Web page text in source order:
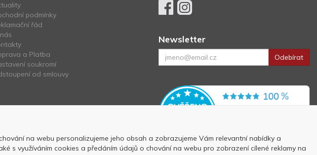
podmínky
řád
a Platba
soukromí
od smlouvy
Newsletter
Odebírat
powered by ABRA E-shop
na webu personalizujeme jeho obsah a zobrazujeme Vám relevantní nabídky a
s využíváním cookies a předáním údajů o chování na webu pro zobrazení cílené reklamy na